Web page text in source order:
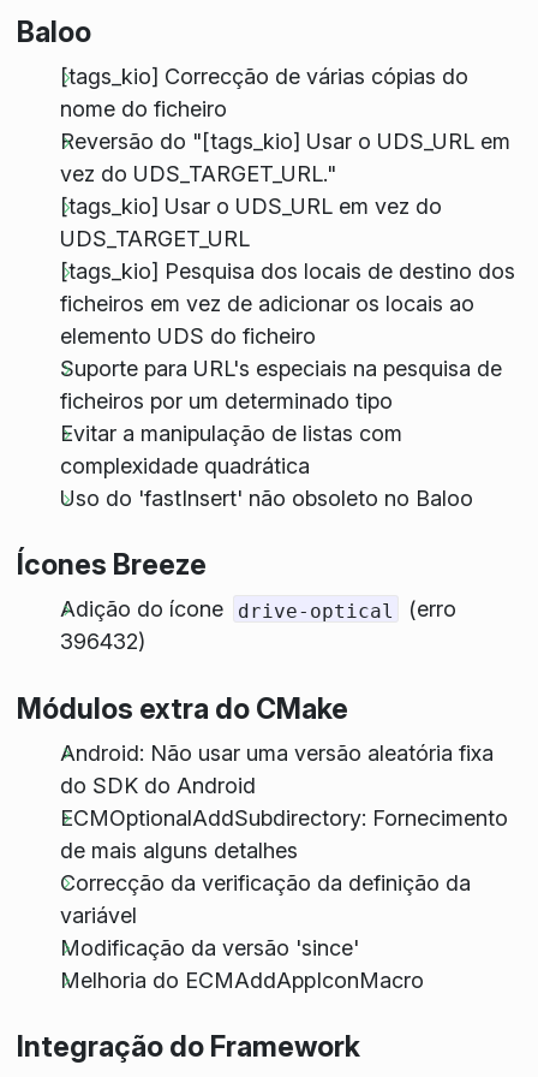
Baloo
[tags_kio] Correcção de várias cópias do
nome do ficheiro
Reversão do "[tags_kio] Usar o UDS_URL em
vez do UDS_TARGET_URL."
[tags_kio] Usar o UDS_URL em vez do
UDS_TARGET_URL
[tags_kio] Pesquisa dos locais de destino dos
ficheiros em vez de adicionar os locais ao
elemento UDS do ficheiro
Suporte para URL's especiais na pesquisa de
ficheiros por um determinado tipo
Evitar a manipulação de listas com
complexidade quadrática
Uso do 'fastInsert' não obsoleto no Baloo
Ícones Breeze
Adição do ícone drive-optical
(erro
396432)
Módulos extra do CMake
Android: Não usar uma versão aleatória fixa
do SDK do Android
ECMOptionalAddSubdirectory: Fornecimento
de mais alguns detalhes
Correcção da verificação da definição da
variável
Modificação da versão 'since'
Melhoria do ECMAddAppIconMacro
Integração do Framework